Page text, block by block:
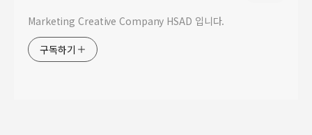
Marketing Creative Company HSAD 입니다.
구독하기